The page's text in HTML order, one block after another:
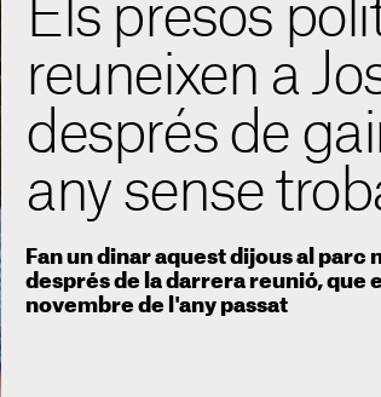
Els presos
reuneixen a
després de
any sense
Fan un dinar aquest dijous al parc
després de la darrera reunió, que
novembre de l'any passat